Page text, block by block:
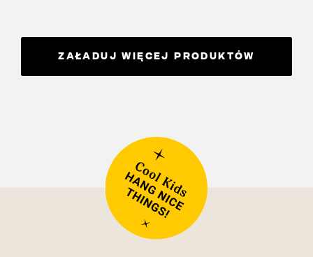
ZAŁADUJ WIĘCEJ PRODUKTÓW